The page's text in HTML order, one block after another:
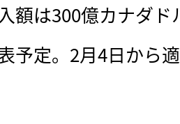
額は300億カナダ
予定。2月4日から